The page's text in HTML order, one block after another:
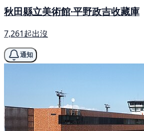
秋田縣立美術館·平野政吉收藏庫
7,261起出沒
通知